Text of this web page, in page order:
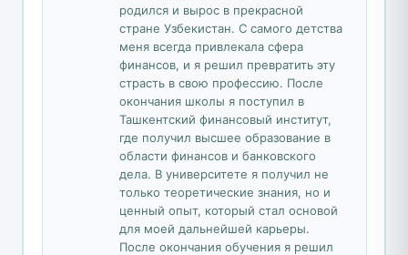
родился и вырос в прекрасной
стране Узбекистан. С самого детства
меня всегда привлекала сфера
финансов, и я решил превратить эту
страсть в свою профессию. После
окончания школы я поступил в
Ташкентский финансовый институт,
где получил высшее образование в
области финансов и банковского
дела. В университете я получил не
только теоретические знания, но и
ценный опыт, который стал основой
для моей дальнейшей карьеры.
После окончания обучения я решил